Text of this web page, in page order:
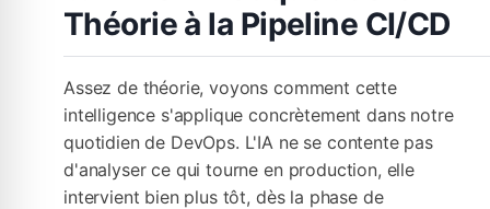
Théorie à la Pipeline CI/CD
Assez de théorie, voyons comment cette
intelligence s'applique concrètement dans notre
quotidien de DevOps. L'IA ne se contente pas
d'analyser ce qui tourne en production, elle
intervient bien plus tôt, dès la phase de